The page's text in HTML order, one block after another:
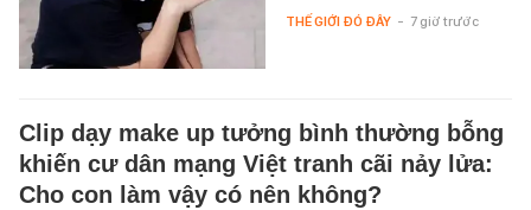
THẾ GIỚI ĐÓ ĐÂY - 7 giờ trước
Clip dạy make up tưởng bình thường bỗng
khiến cư dân mạng Việt tranh cãi nảy lửa:
Cho con làm vậy có nên không?